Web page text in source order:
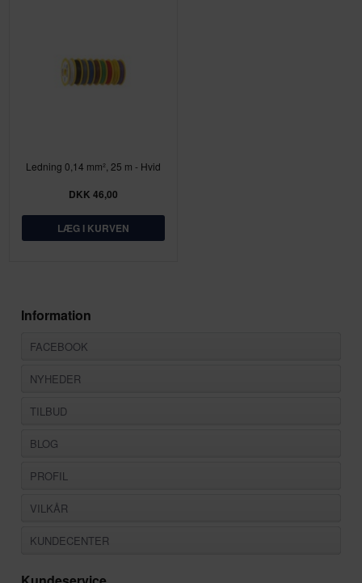
Ledning 0,14 mm², 25 m - Hvid
DKK 46,00
Information
FACEBOOK
NYHEDER
TILBUD
BLOG
PROFIL
VILKÅR
KUNDECENTER